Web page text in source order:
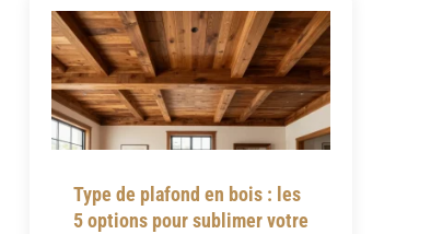
Type de plafond en bois : les
5 options pour sublimer votre